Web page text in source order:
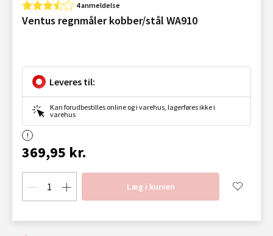
4 anmeldelse
Ventus regnmåler kobber/stål WA910
Leveres til:
Kan forudbestilles online og i varehus, lagerføres ikke i
varehus
369,95 kr.
Læg i kurven